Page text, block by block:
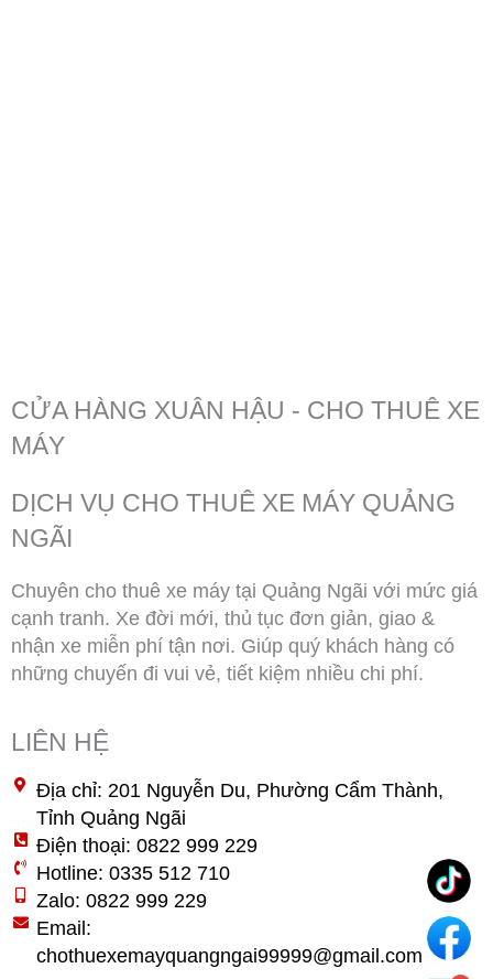
CỬA HÀNG XUÂN HẬU - CHO THUÊ XE
MÁY
DỊCH VỤ CHO THUÊ XE MÁY QUẢNG
NGÃI
Chuyên cho thuê xe máy tại Quảng Ngãi với mức giá
cạnh tranh. Xe đời mới, thủ tục đơn giản, giao &
nhận xe miễn phí tận nơi. Giúp quý khách hàng có
những chuyến đi vui vẻ, tiết kiệm nhiều chi phí.
LIÊN HỆ
Địa chỉ: 201 Nguyễn Du, Phường Cẩm Thành,
Tỉnh Quảng Ngãi
Điện thoại: 0822 999 229
Hotline: 0335 512 710
Zalo: 0822 999 229
Email:
chothuexemayquangngai99999@gmail.com